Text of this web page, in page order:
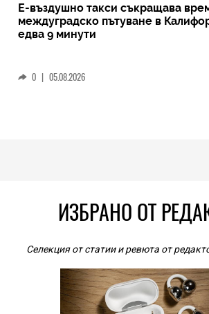
Е-въздушно такси съкращава
междуградско пътуване в
едва 9 минути
0 | 05.08.2026
ИЗБРАНО ОТ
Селекция от статии и ревюта от